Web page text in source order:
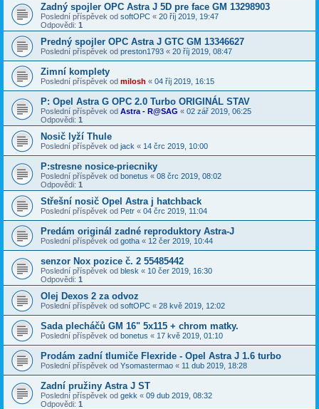
Zadný spojler OPC Astra J 5D pre face GM 13298903
Poslední příspěvek od softOPC « 20 říj 2019, 19:47
Odpovědi: 1
Predný spojler OPC Astra J GTC GM 13346627
Poslední příspěvek od preston1793 « 20 říj 2019, 08:47
Zimní komplety
Poslední příspěvek od milosh « 04 říj 2019, 16:15
P: Opel Astra G OPC 2.0 Turbo ORIGINÁL STAV
Poslední příspěvek od Astra - R@SAG « 02 zář 2019, 06:25
Odpovědi: 1
Nosič lyží Thule
Poslední příspěvek od jack « 14 črc 2019, 10:00
P:stresne nosice-priecniky
Poslední příspěvek od bonetus « 08 črc 2019, 08:02
Odpovědi: 1
Střešní nosič Opel Astra j hatchback
Poslední příspěvek od Petr « 04 črc 2019, 11:04
Predám originál zadné reproduktory Astra-J
Poslední příspěvek od gotha « 12 čer 2019, 10:44
senzor Nox pozice č. 2 55485442
Poslední příspěvek od blesk « 10 čer 2019, 16:30
Odpovědi: 1
Olej Dexos 2 za odvoz
Poslední příspěvek od softOPC « 28 kvě 2019, 12:02
Sada plecháčů GM 16" 5x115 + chrom matky.
Poslední příspěvek od bonetus « 17 kvě 2019, 01:10
Prodám zadní tlumiče Flexride - Opel Astra J 1.6 turbo
Poslední příspěvek od Ysomastermao « 11 dub 2019, 18:28
Zadní pružiny Astra J ST
Poslední příspěvek od gekk « 09 dub 2019, 08:32
Odpovědi: 1